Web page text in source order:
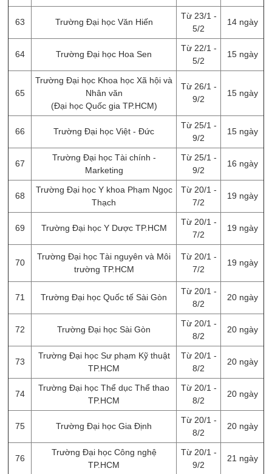
63 Trường Đại học Văn Hiến
Từ 23/1 -
5/2
14 ngày
64 Trường Đại học Hoa Sen
Từ 22/1 -
5/2
15 ngày
65
Trường Đại học Khoa học Xã hội và
Nhân văn
(Đại học Quốc gia TP.HCM)
Từ 26/1 -
9/2
15 ngày
66 Trường Đại học Việt - Đức
Từ 25/1 -
9/2
15 ngày
67
Trường Đại học Tài chính -
Marketing
Từ 25/1 -
9/2
16 ngày
68
Trường Đại học Y khoa Phạm Ngọc
Thạch
Từ 20/1 -
7/2
19 ngày
69 Trường Đại học Y Dược TP.HCM
Từ 20/1 -
7/2
19 ngày
70
Trường Đại học Tài nguyên và Môi
trường TP.HCM
Từ 20/1 -
7/2
19 ngày
71 Trường Đại học Quốc tế Sài Gòn
Từ 20/1 -
8/2
20 ngày
72 Trường Đại học Sài Gòn
Từ 20/1 -
8/2
20 ngày
73
Trường Đại học Sư phạm Kỹ thuật
TP.HCM
Từ 20/1 -
8/2
20 ngày
74
Trường Đại học Thể dục Thể thao
TP.HCM
Từ 20/1 -
8/2
20 ngày
75 Trường Đại học Gia Định
Từ 20/1 -
8/2
20 ngày
76
Trường Đại học Công nghệ
TP.HCM
Từ 20/1 -
9/2
21 ngày